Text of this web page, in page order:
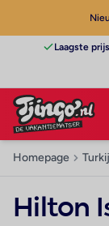
Laagste
Homepage
Hilton